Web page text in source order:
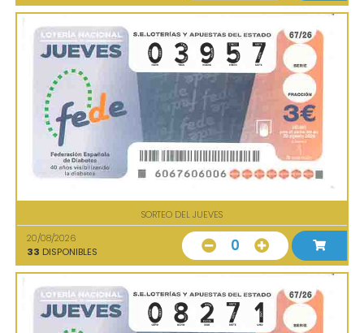
SORTEO DEL JUEVES
20/08/2026
33 DISPONIBLES 0